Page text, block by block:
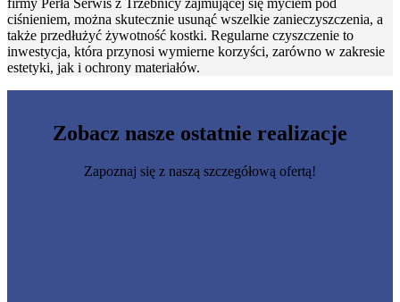
ciśnieniem, można skutecznie usunąć wszelkie zanieczyszczenia, a
także przedłużyć żywotność kostki. Regularne czyszczenie to
inwestycja, która przynosi wymierne korzyści, zarówno w zakresie
estetyki, jak i ochrony materiałów.
Zobacz nasze ostatnie realizacje
Zapoznaj się z naszą szczegółową ofertą!